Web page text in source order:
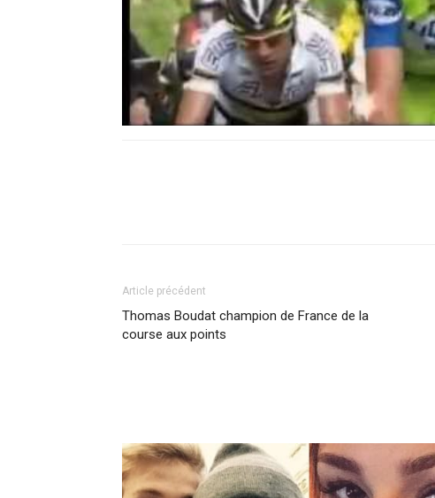
Article précédent
Thomas Boudat champion de France de la
course aux points